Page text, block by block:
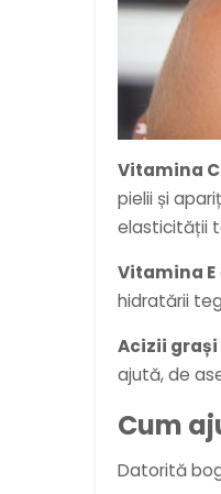
Vitamina C
pielii și
elasticității
Vitamina E
hidratării
Acizii
ajută, de
Cum
Datorită